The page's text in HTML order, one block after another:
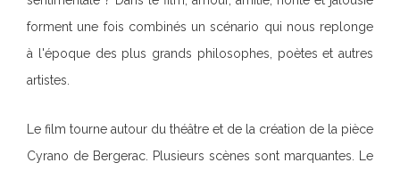
forment une fois combinés un scénario qui nous replonge
à l'époque des plus grands philosophes, poètes et autres
artistes.
Le film tourne autour du théâtre et de la création de la pièce
Cyrano de Bergerac. Plusieurs scènes sont marquantes. Le